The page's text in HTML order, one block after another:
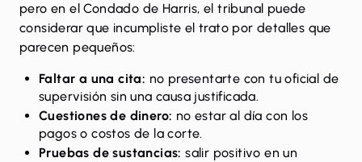
pero en el Condado de Harris, el tribunal puede
considerar que incumpliste el trato por detalles que
parecen pequeños:
Faltar a una cita: no presentarte con tu oficial de
supervisión sin una causa justificada.
Cuestiones de dinero: no estar al día con los
pagos o costos de la corte.
Pruebas de sustancias: salir positivo en un